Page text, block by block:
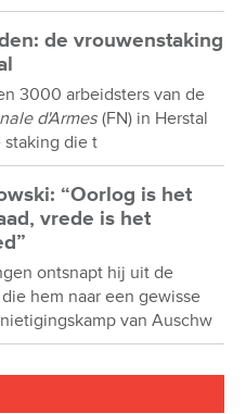
de vrouwenstaking
3000 arbeidsters van de
d'Armes(FN) in Herstal
staking die t
“Oorlog is het
vrede is het
ontsnapt hij uit de
hem naar een gewisse
van Auschw